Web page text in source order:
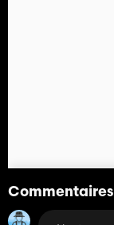
Commentaires